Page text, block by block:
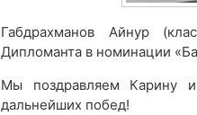
Габдрахманов Айнур
Дипломанта в номинации
Мы поздравляем Карину
дальнейших побед!